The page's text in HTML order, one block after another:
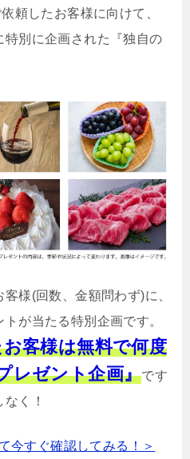
頼したお客様に向けて、
特別に企画された『独自の
様(回数、金額問わず)に、
が当たる特別企画です。
客様は無料で何度
レゼント企画』です
く！
今すぐ確認してみる！＞